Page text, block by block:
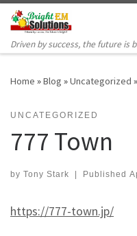
Skip to content
Driven by success, the future is
Home »Blog »Uncategorized »
UNCATEGORIZED
777 Town
by Tony Stark | Published
https://777-town.jp/